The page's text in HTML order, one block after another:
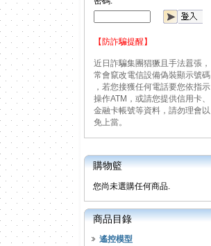
【防詐騙提醒】
近日詐騙集團猖獗且手法囂張，
常會竄改電信設備偽裝顯示號碼
，若您接獲任何電話要您依指示
操作ATM，或請您提供信用卡、
金融卡帳號等資料，請勿理會以
免上當。
購物籃
您尚未選購任何商品.
商品目錄
遙控模型